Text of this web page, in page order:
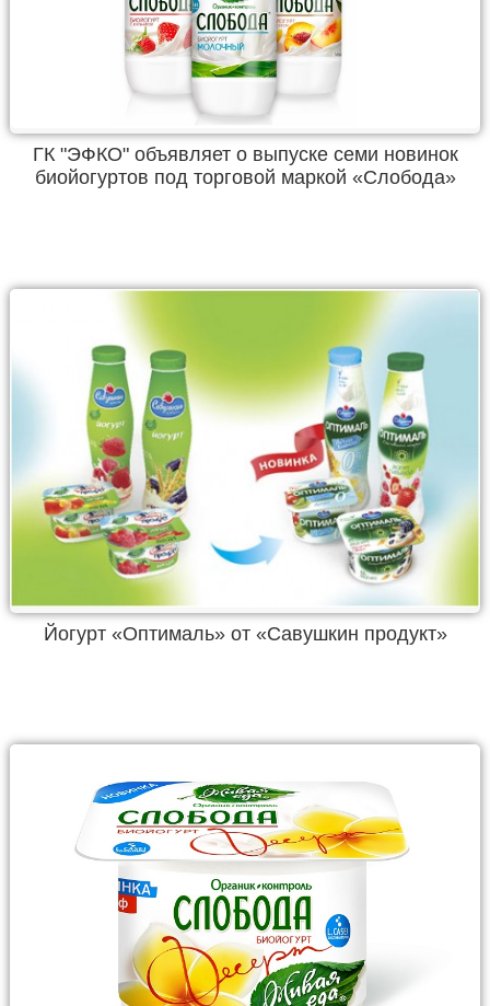
ГК "ЭФКО" объявляет о выпуске семи новинок
биойогуртов под торговой маркой «Слобода»
Йогурт «Оптималь» от «Савушкин продукт»